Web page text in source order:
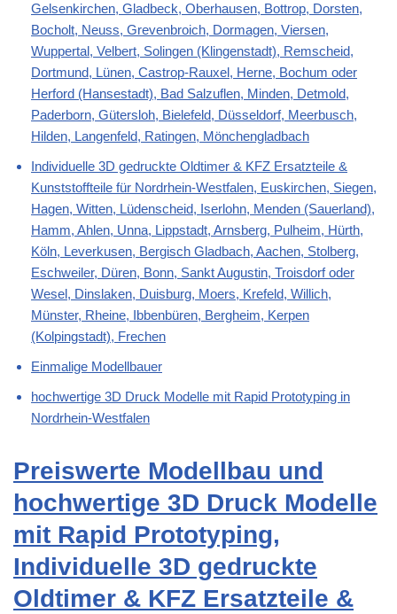
Gelsenkirchen, Gladbeck, Oberhausen, Bottrop, Dorsten,
Bocholt, Neuss, Grevenbroich, Dormagen, Viersen,
Wuppertal, Velbert, Solingen (Klingenstadt), Remscheid,
Dortmund, Lünen, Castrop-Rauxel, Herne, Bochum oder
Herford (Hansestadt), Bad Salzuflen, Minden, Detmold,
Paderborn, Gütersloh, Bielefeld, Düsseldorf, Meerbusch,
Hilden, Langenfeld, Ratingen, Mönchengladbach
Individuelle 3D gedruckte Oldtimer & KFZ Ersatzteile &
Kunststoffteile für Nordrhein-Westfalen, Euskirchen, Siegen,
Hagen, Witten, Lüdenscheid, Iserlohn, Menden (Sauerland),
Hamm, Ahlen, Unna, Lippstadt, Arnsberg, Pulheim, Hürth,
Köln, Leverkusen, Bergisch Gladbach, Aachen, Stolberg,
Eschweiler, Düren, Bonn, Sankt Augustin, Troisdorf oder
Wesel, Dinslaken, Duisburg, Moers, Krefeld, Willich,
Münster, Rheine, Ibbenbüren, Bergheim, Kerpen
(Kolpingstadt), Frechen
Einmalige Modellbauer
hochwertige 3D Druck Modelle mit Rapid Prototyping in
Nordrhein-Westfalen
Preiswerte Modellbau und
hochwertige 3D Druck Modelle
mit Rapid Prototyping,
Individuelle 3D gedruckte
Oldtimer & KFZ Ersatzteile &